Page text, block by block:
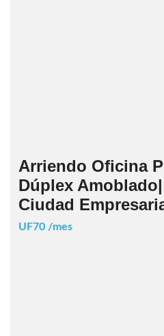
Arriendo Oficina
Dúplex Amoblado|
Ciudad
UF70 /mes